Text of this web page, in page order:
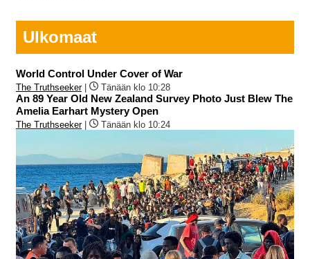
Ulkomaat
World Control Under Cover of War
The Truthseeker| Tänään klo 10:28
An 89 Year Old New Zealand Survey Photo Just Blew The
Amelia Earhart Mystery Open
The Truthseeker| Tänään klo 10:24